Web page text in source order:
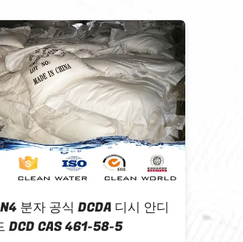
분산 염료를 위한 화학 제품 좋은 디
시안디아미드 DCDA 폴리머